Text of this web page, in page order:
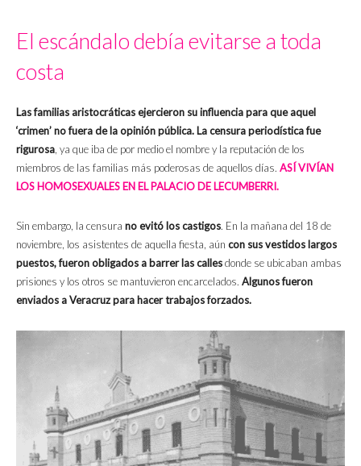
El escándalo debía evitarse a toda
costa
Las familias aristocráticas ejercieron su influencia para que aquel
‘crimen’ no fuera de la opinión pública. La censura periodística fue
rigurosa , ya que iba de por medio el nombre y la reputación de los
miembros de las familias más poderosas de aquellos días. ASÍ VIVÍAN
LOS HOMOSEXUALES EN EL PALACIO DE LECUMBERRI.
Sin embargo, la censura no evitó los castigos. En la mañana del 18 de
noviembre, los asistentes de aquella fiesta, aún con sus vestidos largos
puestos, fueron obligados a barrer las callesdonde se ubicaban ambas
prisiones y los otros se mantuvieron encarcelados. Algunos fueron
enviados a Veracruz para hacer trabajos forzados.